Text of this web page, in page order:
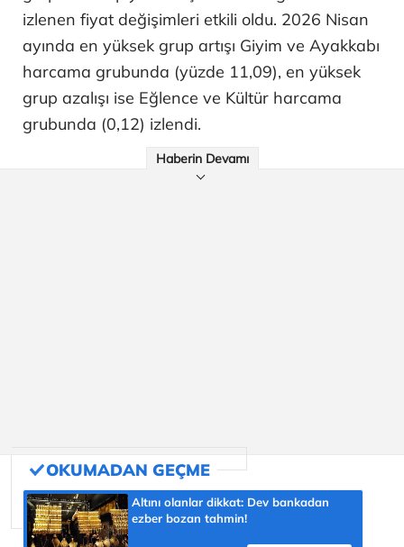
izlenen fiyat değişimleri etkili oldu. 2026 Nisan
ayında en yüksek grup artışı Giyim ve Ayakkabı
harcama grubunda (yüzde 11,09), en yüksek
grup azalışı ise Eğlence ve Kültür harcama
grubunda (0,12) izlendi.
Haberin Devamı
Altını olanlar dikkat: Dev bankadan
ezber bozan tahmin!